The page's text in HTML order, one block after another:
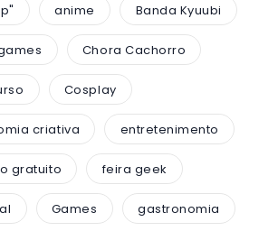
anime Banda Kyuubi
Chora Cachorro
Cosplay
criativa entretenimento
gratuito feira geek
Games gastronomia